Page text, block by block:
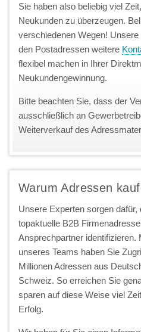
Sie haben also beliebig viel
Neukunden zu überzeugen.
verschiedenen Wegen!
den Postadressen weitere
flexibel machen in Ihrer
Neukundengewinnung.
Bitte beachten Sie, dass der
ausschließlich an
Weiterverkauf des
Warum Adressen
Unsere Experten sorgen
topaktuelle B2B
Ansprechpartner identifizieren.
unseres Teams haben Sie
Millionen Adressen aus
Schweiz. So erreichen Sie
sparen auf diese Weise viel
Erfolg.